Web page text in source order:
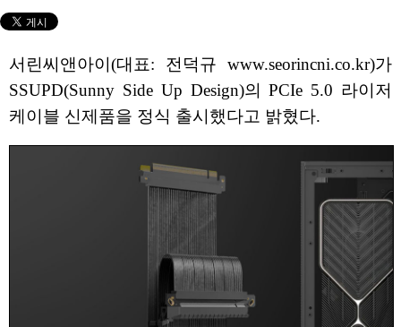
서린씨앤아이(대표: 전덕규 www.seorincni.co.kr)가
SSUPD(Sunny Side Up Design)의 PCIe 5.0 라이저
케이블 신제품을 정식 출시했다고 밝혔다.